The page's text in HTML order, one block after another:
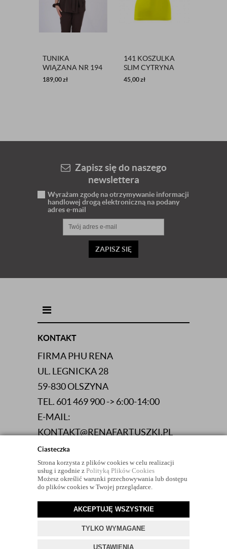
Ciasteczka
Strona korzysta z plików cookies w celu realizacji
usług i zgodnie z Polityką Plików Cookies
Możesz określić warunki przechowywania lub dostępu
do plików cookies w Twojej przeglądarce.
AKCEPTUJĘ WSZYSTKIE
TYLKO WYMAGANE
USTAWIENIA
TUNIKA
WIĄZANA NR 194
CZEKOLADA
189,00zł
141 KOSZULKA
SLIM CYTRYNA
45,00zł
Zapisz się do naszego
newslettera
Wyrażam zgodę na otrzymywanie informacji
handlowej drogą elektroniczną na podany
adres e-mail
ZAPISZ SIĘ
KONTAKT
FIRMA PHU RENA
UL. LEGNICKA 28
59-830 OLSZYNA
TEL. 601 469 900 -> 6:00-14:00
E-MAIL:
KONTAKT@RENAFARTUSZKI.PL
NIP 613-103-06-83
© 2026 RENAFARTUSZKI.PL